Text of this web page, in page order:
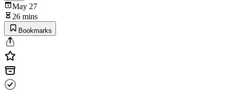
May 27
26 mins
Bookmarks